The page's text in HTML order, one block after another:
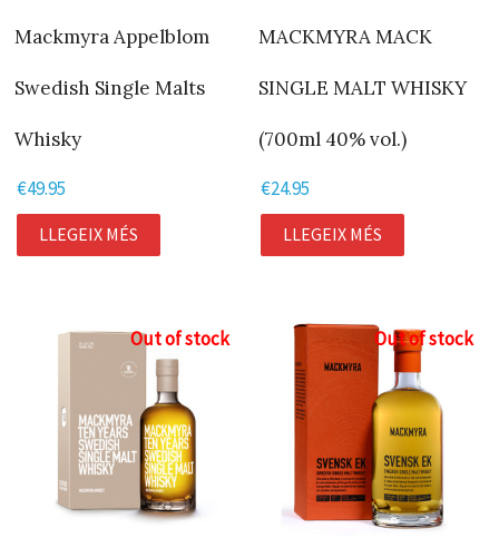
Mackmyra Appelblom
Swedish Single Malts
Whisky
€49.95
LLEGEIX MÉS
MACKMYRA MACK
SINGLE MALT WHISKY
(700ml 40% vol.)
€24.95
LLEGEIX MÉS
Out of stock Out of stock